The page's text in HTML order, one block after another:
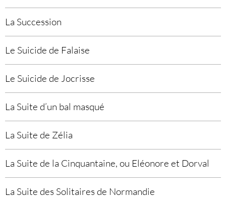
La Succession
Le Suicide de Falaise
Le Suicide de Jocrisse
La Suite d’un bal masqué
La Suite de Zélia
La Suite de la Cinquantaine, ou Eléonore et Dorval
La Suite des Solitaires de Normandie